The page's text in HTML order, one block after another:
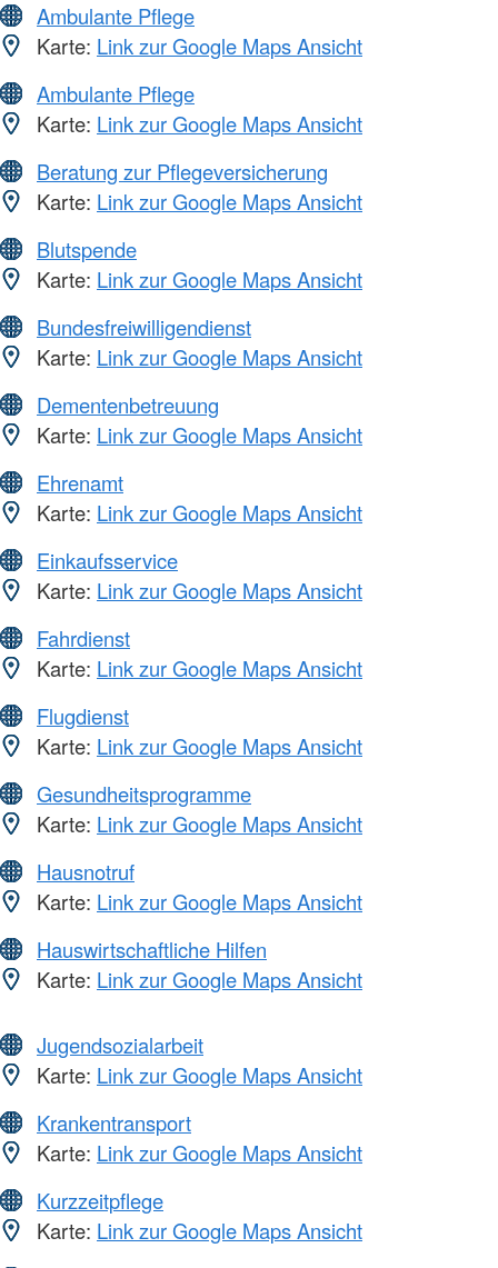
Ambulante Pflege
Karte: Link zur Google Maps Ansicht
Ambulante Pflege
Karte: Link zur Google Maps Ansicht
Beratung zur Pflegeversicherung
Karte: Link zur Google Maps Ansicht
Blutspende
Karte: Link zur Google Maps Ansicht
Bundesfreiwilligendienst
Karte: Link zur Google Maps Ansicht
Dementenbetreuung
Karte: Link zur Google Maps Ansicht
Ehrenamt
Karte: Link zur Google Maps Ansicht
Einkaufsservice
Karte: Link zur Google Maps Ansicht
Fahrdienst
Karte: Link zur Google Maps Ansicht
Flugdienst
Karte: Link zur Google Maps Ansicht
Gesundheitsprogramme
Karte: Link zur Google Maps Ansicht
Hausnotruf
Karte: Link zur Google Maps Ansicht
Hauswirtschaftliche Hilfen
Karte: Link zur Google Maps Ansicht
Jugendsozialarbeit
Karte: Link zur Google Maps Ansicht
Krankentransport
Karte: Link zur Google Maps Ansicht
Kurzzeitpflege
Karte: Link zur Google Maps Ansicht